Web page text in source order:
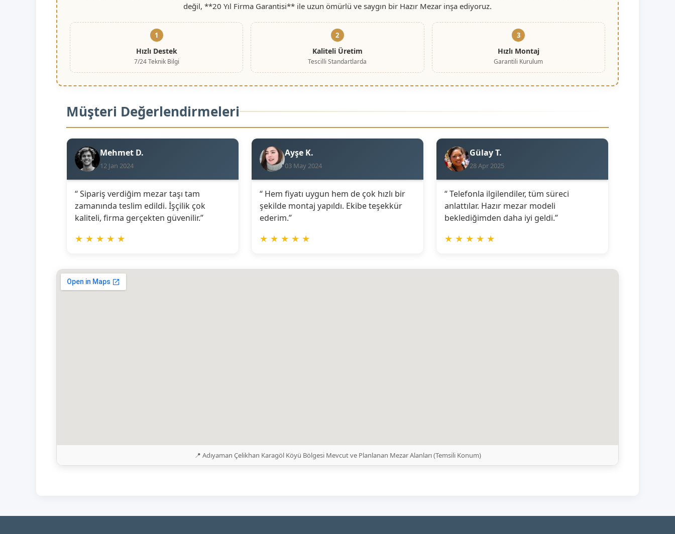
değil, **20 Yıl Firma Garantisi** ile uzun ömürlü ve saygın bir Hazır Mezar inşa ediyoruz.
1
Hızlı Destek
7/24 Teknik Bilgi
2
Kaliteli Üretim
Tescilli Standartlarda
3
Hızlı Montaj
Garantili Kurulum
Müşteri Değerlendirmeleri
Mehmet D.
12 Jan 2024
“ Sipariş verdiğim mezar taşı tam
zamanında teslim edildi. İşçilik çok
kaliteli, firma gerçekten güvenilir.”
★ ★ ★ ★ ★
Ayşe K.
03 May 2024
“ Hem fiyatı uygun hem de çok hızlı bir
şekilde montaj yapıldı. Ekibe teşekkür
ederim.”
★ ★ ★ ★ ★
Gülay T.
28 Apr 2025
“ Telefonla ilgilendiler, tüm süreci
anlattılar. Hazır mezar modeli
beklediğimden daha iyi geldi.”
★ ★ ★ ★ ★
📍 Adıyaman Çelikhan Karagöl Köyü Bölgesi Mevcut ve Planlanan Mezar Alanları (Temsili Konum)